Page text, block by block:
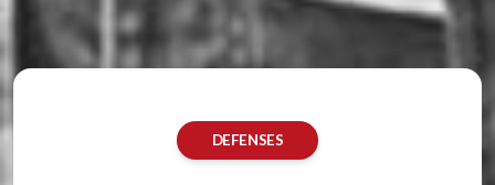
DEFENSES